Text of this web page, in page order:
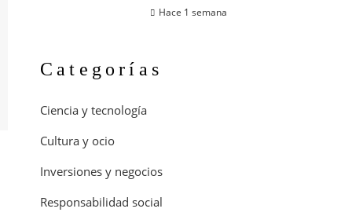
Hace 1 semana
Categorías
Ciencia y tecnología
Cultura y ocio
Inversiones y negocios
Responsabilidad social